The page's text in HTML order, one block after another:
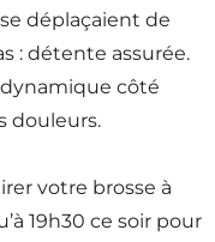
déplaçaient de
: détente assurée.
côté
douleurs.
votre brosse à
19h30 ce soir pour